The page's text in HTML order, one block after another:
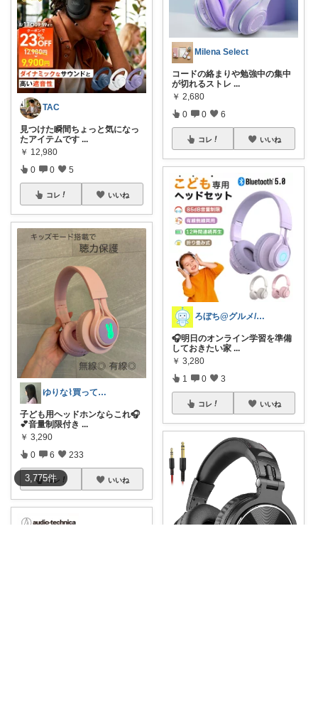
3,775件
TAC
見つけた瞬間ちょっと気になっ
たアイテムです ...
￥ 12,980
0 0 5
コレ いいね
ゆりな⌇買ってよかったもの🌿
子ども用ヘッドホンならこれ🎧
💕音量制限付き ...
￥ 3,290
0 6 233
コレ いいね
Milena Select
コードの絡まりや勉強中の集中
が切れるストレ ...
￥ 2,680
0 0 6
コレ いいね
ろぼち@グルメ/キッチン雑貨
🎧明日のオンライン学習を準備
しておきたい家 ...
￥ 3,280
1 0 3
コレ いいね